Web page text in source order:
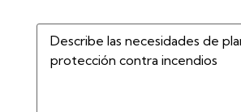
Describe
necesidades